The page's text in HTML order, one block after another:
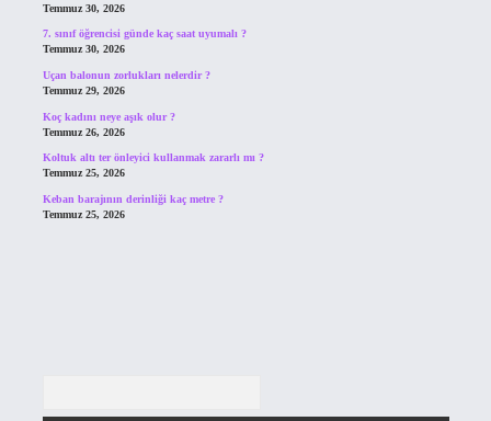
Temmuz 30, 2026
7. sınıf öğrencisi günde kaç saat uyumalı ?
Temmuz 30, 2026
Uçan balonun zorlukları nelerdir ?
Temmuz 29, 2026
Koç kadını neye aşık olur ?
Temmuz 26, 2026
Koltuk altı ter önleyici kullanmak zararlı mı ?
Temmuz 25, 2026
Keban barajının derinliği kaç metre ?
Temmuz 25, 2026